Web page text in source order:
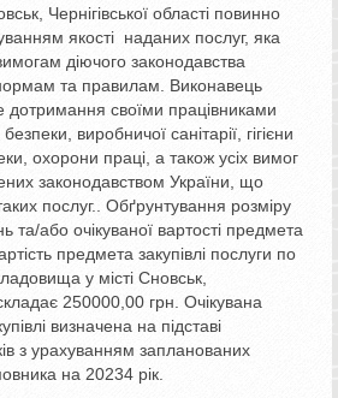
Чернігівської області повинно
якості наданих послуг, яка
діючого законодавства
та правилам. Виконавець
дотримання своїми працівниками
виробничої санітарії, гігієни
охорони праці, а також усіх вимог
законодавством України, що
послуг.. Обґрунтування розміру
та/або очікуваної вартості предмета
предмета закупівлі послуги по
у місті Сновськ,
складає 250000,00 грн. Очікувана
визначена на підставі
з урахуванням запланованих
на 20234 рік.